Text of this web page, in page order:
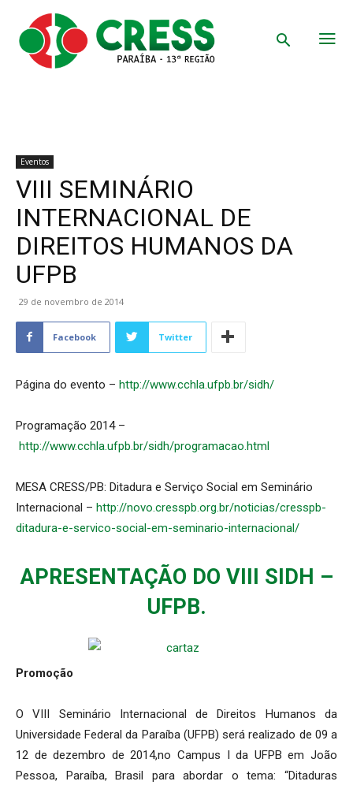
Eventos
VIII SEMINÁRIO
INTERNACIONAL DE
DIREITOS HUMANOS DA
UFPB
29 de novembro de 2014
Facebook Twitter
Página do evento – http://www.cchla.ufpb.br/sidh/
Programação 2014 –
http://www.cchla.ufpb.br/sidh/programacao.html
MESA CRESS/PB: Ditadura e Serviço Social em Seminário
Internacional – http://novo.cresspb.org.br/noticias/cresspb-
ditadura-e-servico-social-em-seminario-internacional/
APRESENTAÇÃO DO VIII SIDH –
UFPB.
Promoção
O VIII Seminário Internacional de Direitos Humanos da
Universidade Federal da Paraíba (UFPB) será realizado de 09 a
12 de dezembro de 2014,no Campus I da UFPB em João
Pessoa, Paraíba, Brasil para abordar o tema: “Ditaduras